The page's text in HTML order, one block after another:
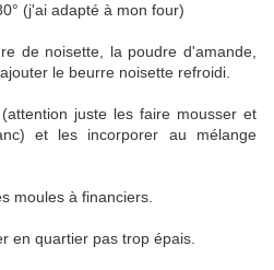
(j'ai adapté à mon four)
de noisette, la poudre d'amande,
le beurre noisette refroidi.
juste les faire mousser et
et les incorporer au mélange
moules à financiers.
en quartier pas trop épais.